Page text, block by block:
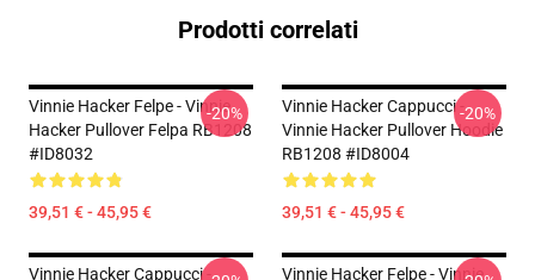
Prodotti correlati
Vinnie Hacker Felpe - Vinnie
Hacker Pullover Felpa RB1208
#ID8032
39,51 € - 45,95 €
-20%
Vinnie Hacker Cappucci -
Vinnie Hacker Pullover Hoodie
RB1208 #ID8004
39,51 € - 45,95 €
-20%
Vinnie Hacker Cappucci -
Vinnie Hacker Felpe - Vinnie